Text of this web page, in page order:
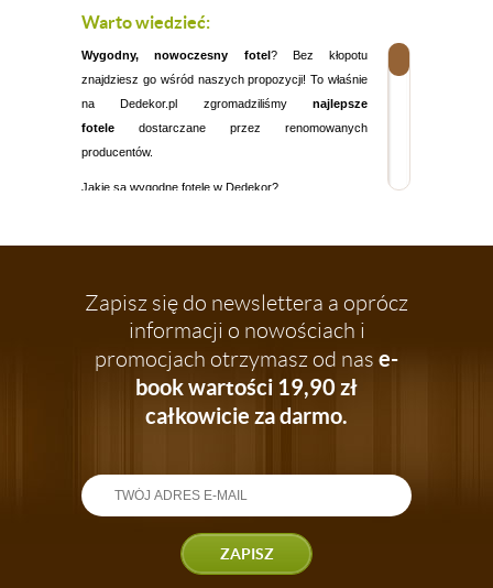
Warto wiedzieć:
Wygodny, nowoczesny fotel? Bez kłopotu
znajdziesz go wśród naszych propozycji! To właśnie
na Dedekor.pl zgromadziliśmy najlepsze
fotele dostarczane przez renomowanych
producentów.
Jakie są wygodne fotele w Dedekor?
uszkodzenia mechaniczne materiałów, aby
niezmiennie dobrze się prezentował,
zaprojektowane z myślą o Twoim
codziennym komforcie - każda chwila w
wybranym fotelu będzie dla Ciebie
najprzyjemniejszym momentem dnia -
gwarantujemy!
modnym kolorem, niebanalną formą - z
podkreśli styl i charakter Twojego salonu.
Tutaj znajdzieszfotelnie tylko wygodny i
Zapisz się do newslettera a oprócz
informacji o nowościach i
promocjach otrzymasz od nas e-
book wartości 19,90 zł
całkowicie za darmo.
ZAPISZ